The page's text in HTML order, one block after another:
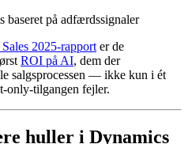
baseret på adfærdssignaler
2025-rapporter de
ROI på AI, dem der
salgsprocessen — ikke kun i ét
only-tilgangen fejler.
huller i Dynamics